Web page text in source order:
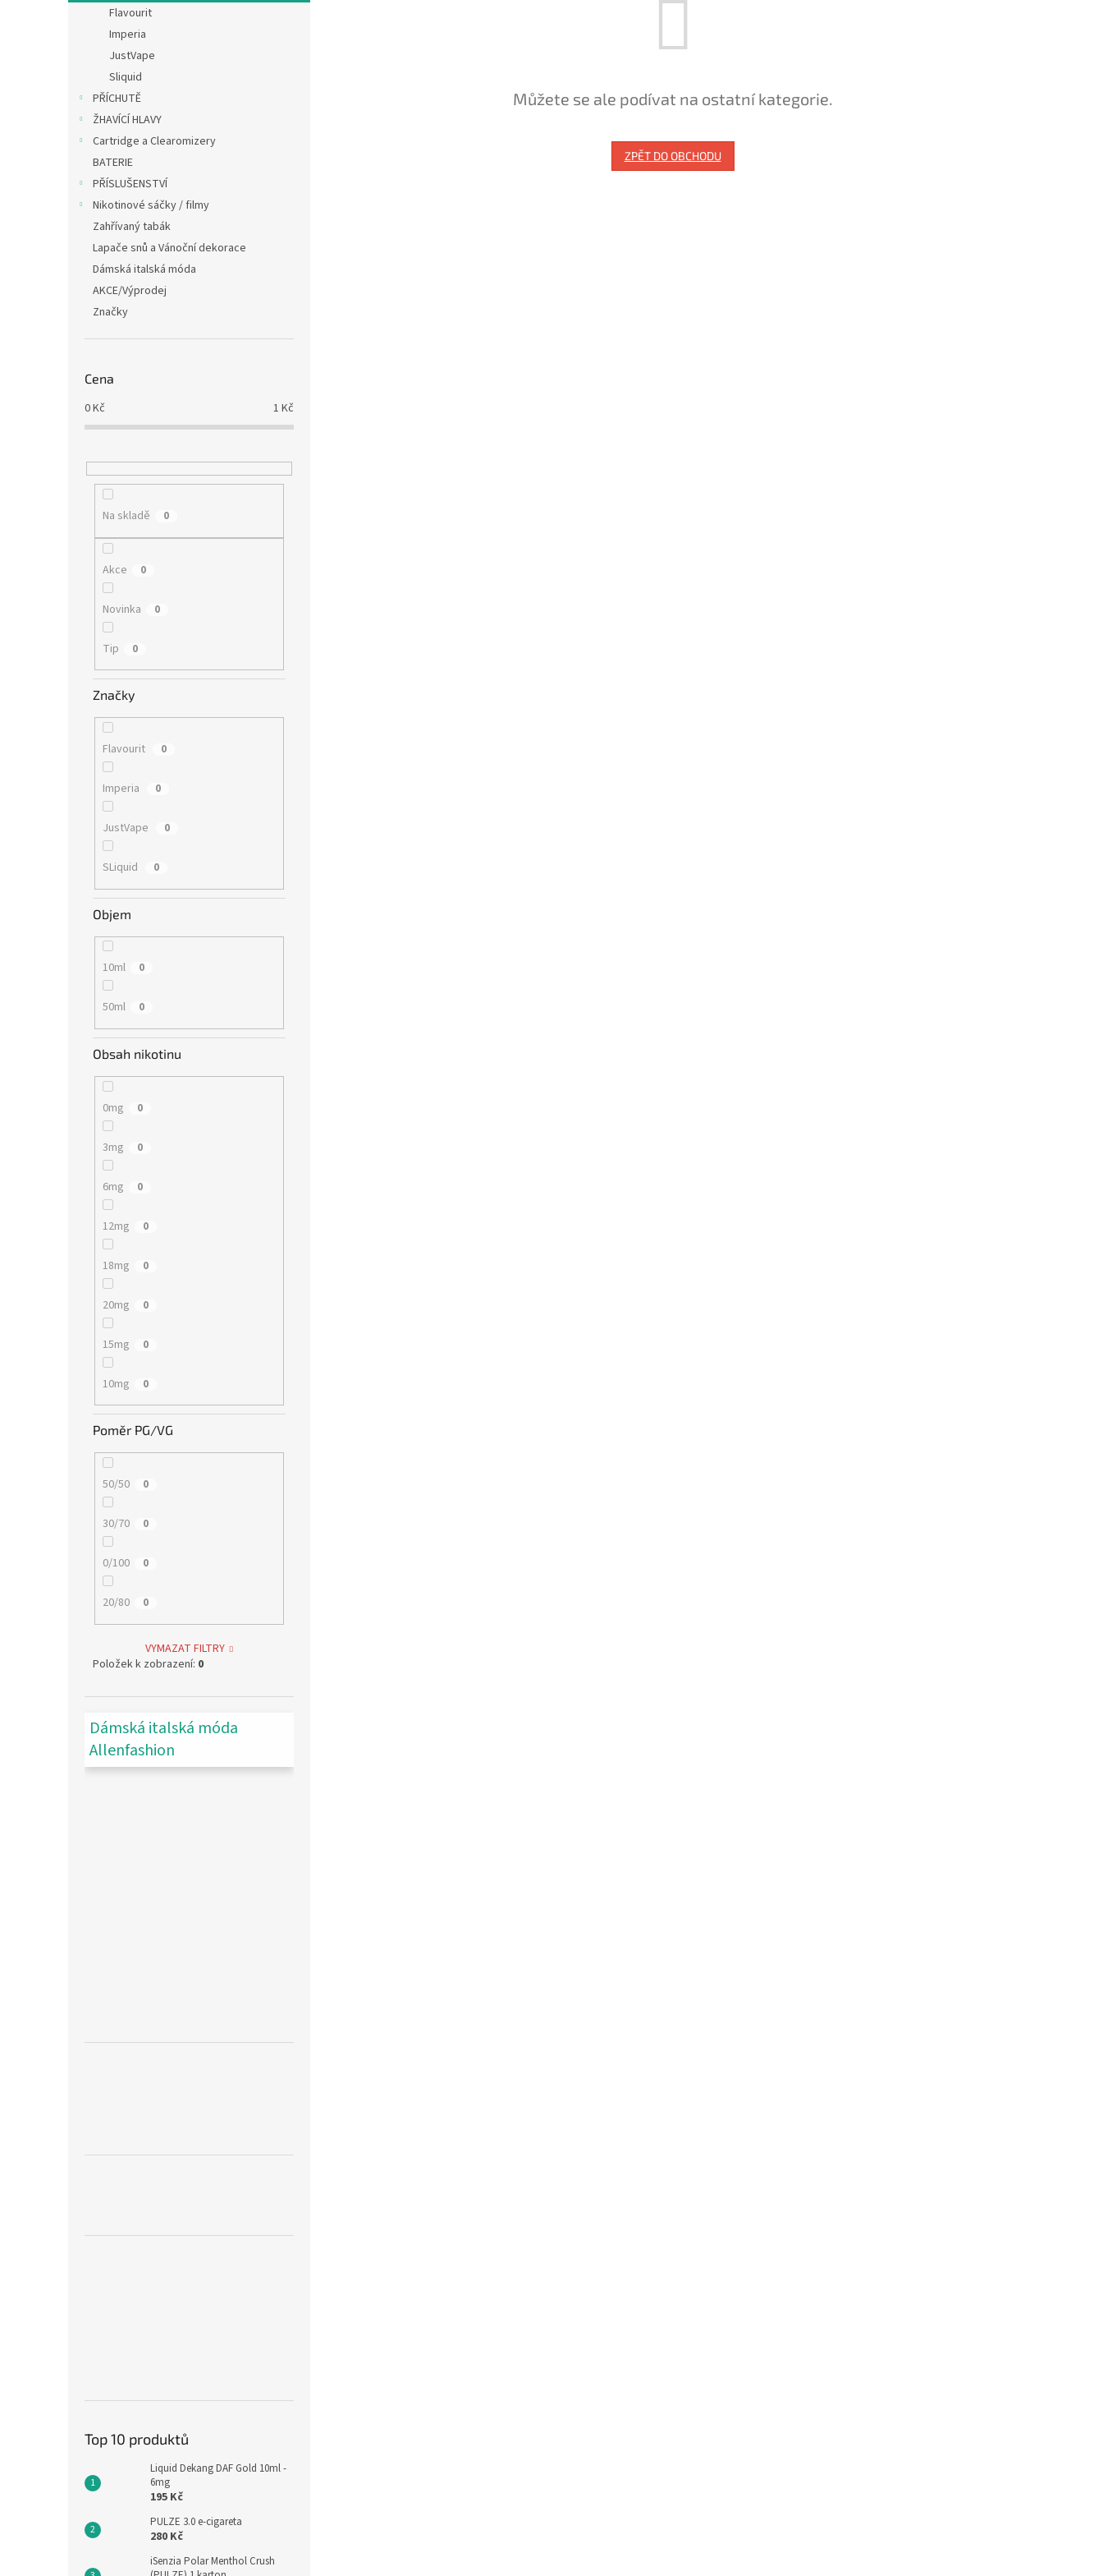
n
Flavourit
Imperia
JustVape
Sliquid
PŘÍCHUTĚ
ŽHAVÍCÍ HLAVY
Cartridge a Clearomizery
BATERIE
PŘÍSLUŠENSTVÍ
Nikotinové sáčky / filmy
Zahřívaný tabák
Lapače snů a Vánoční dekorace
Dámská italská móda
AKCE/Výprodej
Značky
Cena
0Kč 1 Kč
Na skladě 0
Akce 0
Novinka 0
Tip 0
Značky
Flavourit 0
Imperia 0
JustVape 0
SLiquid 0
Objem
10ml 0
50ml 0
Obsah nikotinu
0mg 0
3mg 0
6mg 0
12mg 0
18mg 0
20mg 0
15mg 0
10mg 0
Poměr PG/VG
50/50 0
30/70 0
0/100 0
20/80 0
VYMAZAT FILTRY
Položek k zobrazení: 0
Dámská italská móda
Allenfashion
Top 10 produktů
Liquid Dekang DAF Gold 10ml -
6mg
195 Kč
PULZE 3.0 e-cigareta
280 Kč
iSenzia Polar Menthol Crush
Můžete se ale podívat na ostatní kategorie.
ZPĚT DO OBCHODU